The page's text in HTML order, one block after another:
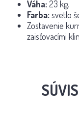
Váha:23 kg.
Farba:svetlo
Zostavenie
zaisťovacími